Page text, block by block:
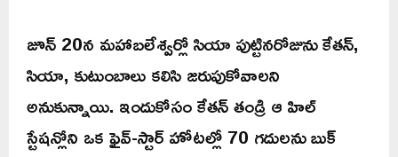
జూన్ 20న మహాబలేశ్వర్లో సియా పుట్టినరోజును కేతన్,
సియా, కుటుంబాలు కలిసి జరుపుకోవాలని
అనుకున్నాయి. ఇందుకోసం కేతన్ తండ్రి ఆ హిల్
స్టేషన్లోని ఒక ఫైవ్-స్టార్ హోటల్లో 70 గదులను బుక్